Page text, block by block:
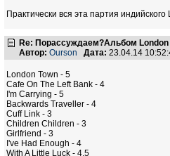
Практически вся эта партия
Re: Порассуждаем?Альбом London
Автор: Ourson Дата: 23.04.14
London Town - 5
Cafe On The Left Bank - 4
I'm Carrying - 5
Backwards Traveller - 4
Cuff Link - 3
Children Children - 3
Girlfriend - 3
I've Had Enough - 4
With A Little Luck - 4,5